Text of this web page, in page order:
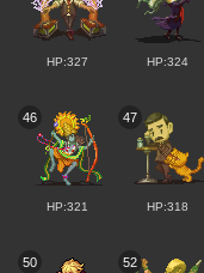
HP:327 HP:324
46
HP:321
47
HP:318
50 52